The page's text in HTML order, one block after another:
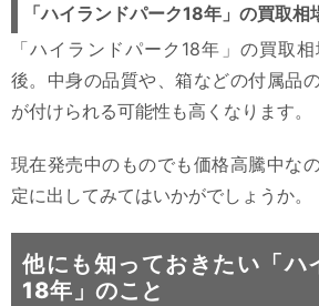
「ハイランドパーク18年」の買取相
「ハイランドパーク18年」の買取
後。中身の品質や、箱などの付属品
が付けられる可能性も高くなります。
現在発売中のものでも価格高騰中な
定に出してみてはいかがでしょうか。
他にも知っておきたい「ハ
18年」のこと